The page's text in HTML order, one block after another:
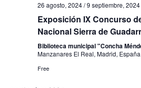
26 agosto, 2024/9 septiembre, 2024
Exposición IX Concurso
Nacional Sierra de
Biblioteca municipal "Concha
Manzanares El Real, Madrid, España
Free